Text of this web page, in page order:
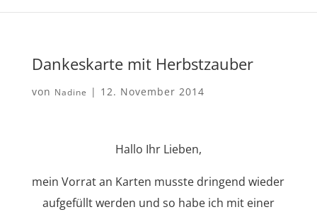
Dankeskarte mit Herbstzauber
von Nadine | 12. November 2014
Hallo Ihr Lieben,
mein Vorrat an Karten musste dringend wieder
aufgefüllt werden und so habe ich mit einer